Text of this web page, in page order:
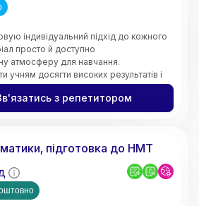
індивідуальний підхід до кожного
просто й доступно
атмосферу для навчання.
досягти високих результатів і
цікавим та ефективним.
з репетитором
підготовка до НМТ